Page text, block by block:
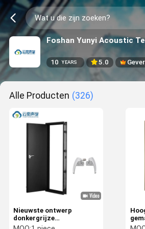
Foshan Yunyi Acoustic
10 YEARS 5.0
Alle Producten (326)
Nieuwste ontwerp
donkergrijze
houtsnijwerk aluminium